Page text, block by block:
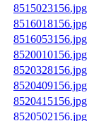
8515023156.jpg
8516018156.jpg
8516053156.jpg
8520010156.jpg
8520328156.jpg
8520409156.jpg
8520415156.jpg
8520502156.jpg